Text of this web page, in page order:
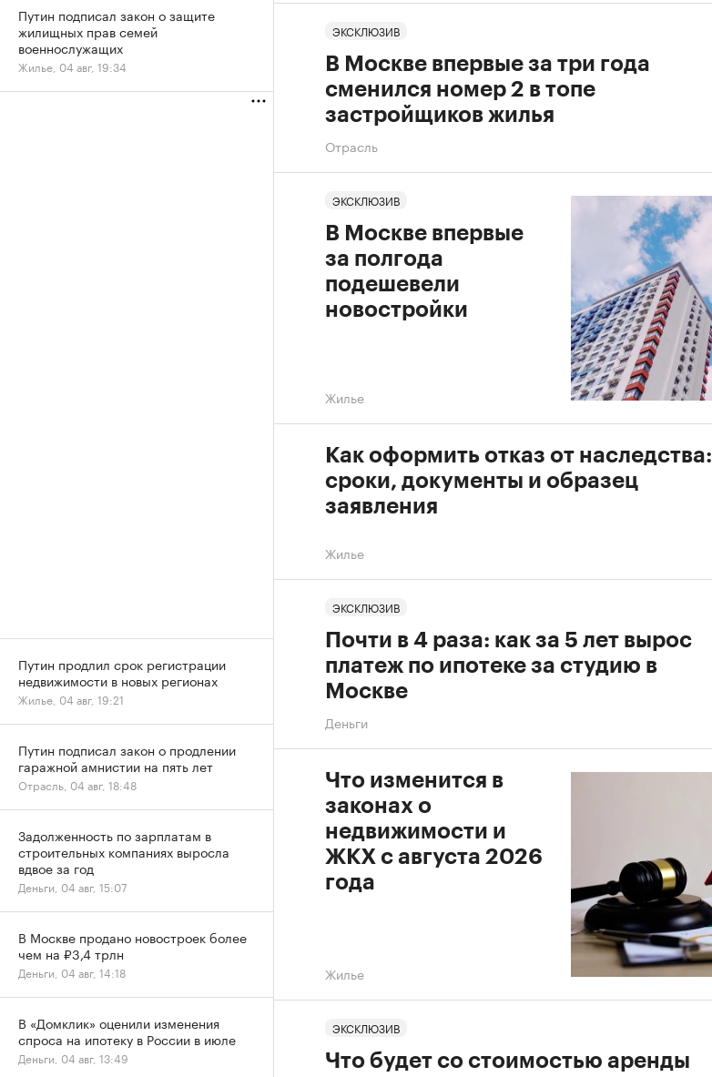
Отрасль
В Москве впервые за три года
сменился номер 2 в топе
застройщиков жилья
ЭКСКЛЮЗИВ
Жилье
В Москве впервые
за полгода
подешевели
новостройки
ЭКСКЛЮЗИВ
Жилье
Как оформить отказ от наследства:
сроки, документы и образец
заявления
Деньги
Почти в 4 раза: как за 5 лет вырос
платеж по ипотеке за студию в
Москве
ЭКСКЛЮЗИВ
Жилье
Что изменится в
законах о
недвижимости и
ЖКХ с августа 2026
года
Что будет со стоимостью аренды
ЭКСКЛЮЗИВ
Путин подписал закон о защите
жилищных прав семей
военнослужащих
Жилье, 04 авг, 19:34
Путин продлил срок регистрации
недвижимости в новых регионах
Жилье, 04 авг, 19:21
Путин подписал закон о продлении
гаражной амнистии на пять лет
Отрасль, 04 авг, 18:48
Задолженность по зарплатам в
строительных компаниях выросла
вдвое за год
Деньги, 04 авг, 15:07
В Москве продано новостроек более
чем на ₽3,4 трлн
Деньги, 04 авг, 14:18
В «Домклик» оценили изменения
спроса на ипотеку в России в июле
Деньги, 04 авг, 13:49